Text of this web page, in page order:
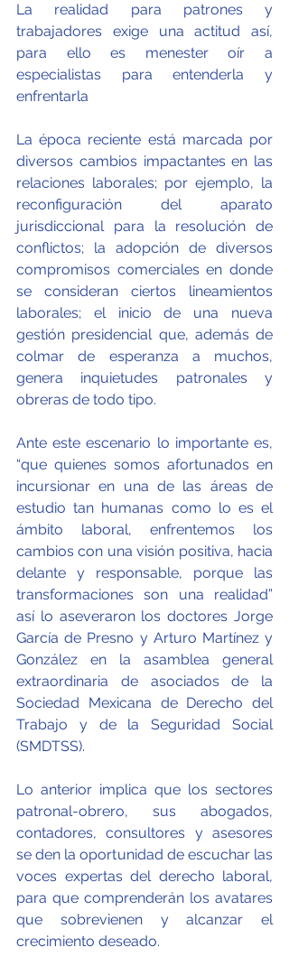
La realidad para patrones y
trabajadores exige una actitud así,
para ello es menester oír a
especialistas para entenderla y
enfrentarla
La época reciente está marcada por
diversos cambios impactantes en las
relaciones laborales; por ejemplo, la
reconfiguración del aparato
jurisdiccional para la resolución de
conflictos; la adopción de diversos
compromisos comerciales en donde
se consideran ciertos lineamientos
laborales; el inicio de una nueva
gestión presidencial que, además de
colmar de esperanza a muchos,
genera inquietudes patronales y
obreras de todo tipo.
Ante este escenario lo importante es,
“que quienes somos afortunados en
incursionar en una de las áreas de
estudio tan humanas como lo es el
ámbito laboral, enfrentemos los
cambios con una visión positiva, hacia
delante y responsable, porque las
transformaciones son una realidad”
así lo aseveraron los doctores Jorge
García de Presno y Arturo Martínez y
González en la asamblea general
extraordinaria de asociados de la
Sociedad Mexicana de Derecho del
Trabajo y de la Seguridad Social
(SMDTSS).
Lo anterior implica que los sectores
patronal-obrero, sus abogados,
contadores, consultores y asesores
se den la oportunidad de escuchar las
voces expertas del derecho laboral,
para que comprenderán los avatares
que sobrevienen y alcanzar el
crecimiento deseado.